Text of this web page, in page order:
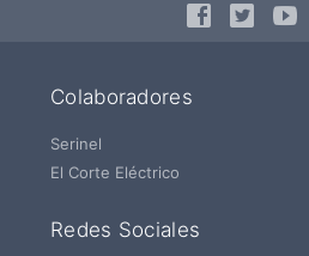
Colaboradores
Serinel
El Corte Eléctrico
Redes Sociales